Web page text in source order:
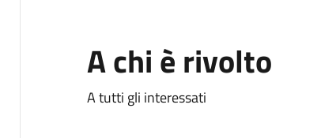
A chi è rivolto
A tutti gli interessati